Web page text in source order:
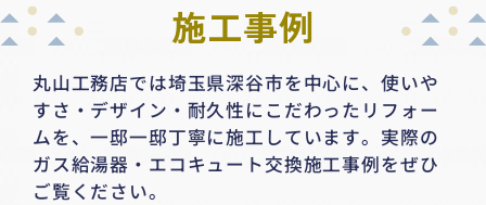
施工事例
丸山工務店では埼玉県深谷市を中心に、 使いや
すさ・デザイン・耐久性にこだわったリフォー
ムを、一邸一邸丁寧に施工しています。 実際の
ガス給湯器・エコキュート交換施工事例をぜひ
ご覧ください。